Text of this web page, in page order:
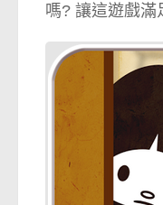
嗎? 讓這遊戲滿